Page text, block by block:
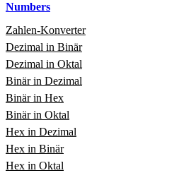
Numbers
Zahlen‑Konverter
Dezimal in Binär
Dezimal in Oktal
Binär in Dezimal
Binär in Hex
Binär in Oktal
Hex in Dezimal
Hex in Binär
Hex in Oktal